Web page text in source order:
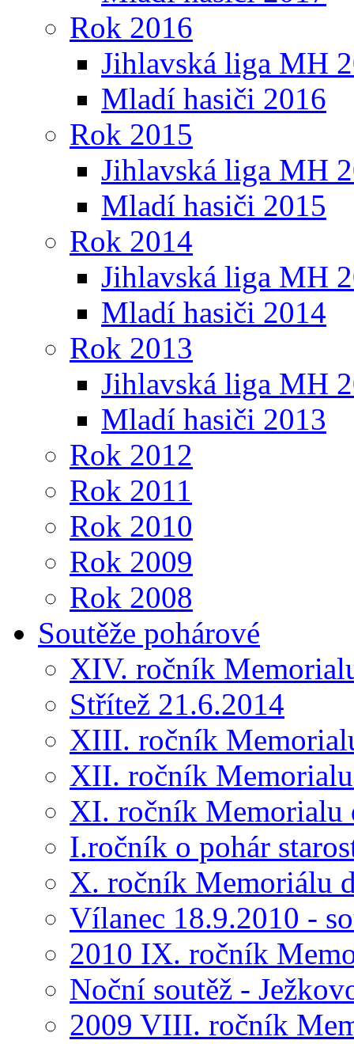
Rok 2016
Jihlavská liga MH
Mladí hasiči 2016
Rok 2015
Jihlavská liga MH
Mladí hasiči 2015
Rok 2014
Jihlavská liga MH
Mladí hasiči 2014
Rok 2013
Jihlavská liga MH
Mladí hasiči 2013
Rok 2012
Rok 2011
Rok 2010
Rok 2009
Rok 2008
Soutěže pohárové
XIV. ročník
Střítež 21.6.2014
XIII. ročník
XII. ročník
XI. ročník Memorialu
I.ročník o pohár
X. ročník Memoriálu
Vílanec 18.9.2010 -
2010 IX. ročník
Noční soutěž -
2009 VIII. ročník